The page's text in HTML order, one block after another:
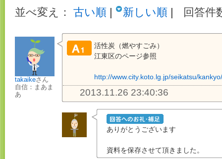
並べ変え： 古い順 | 新しい順 | 回答件
takaikeさん
自信：まあま
あ
活性炭（燃やすごみ）
江東区のページ参照
http://www.city.koto.lg.jp/seikatsu/
2013.11.26 23:40:36
ありがとうございます
資料を保存させて頂きました。